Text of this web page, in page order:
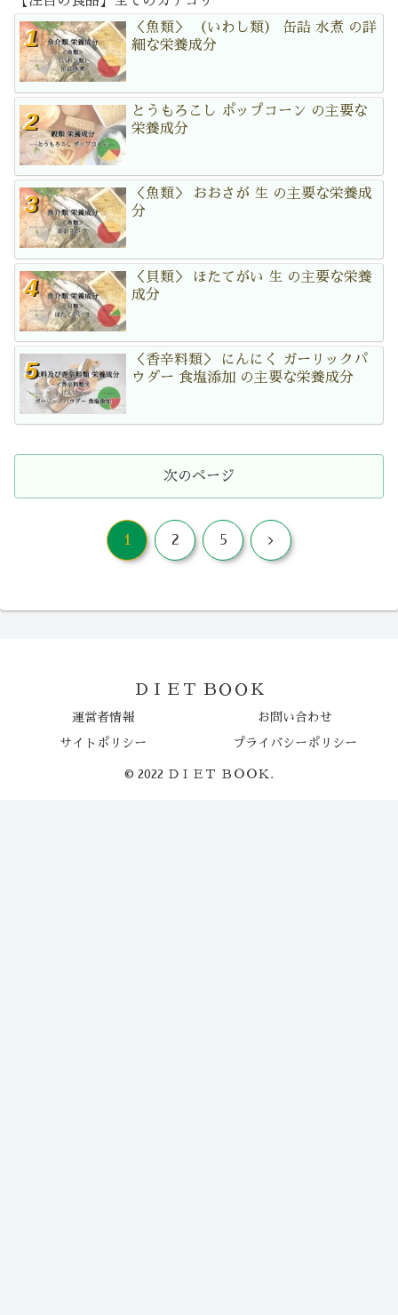
＜魚類＞ （いわし類） 缶詰 水煮 の詳
細な栄養成分
とうもろこし ポップコーン の主要な
栄養成分
＜魚類＞ おおさが 生 の主要な栄養成
分
＜貝類＞ ほたてがい 生 の主要な栄養
成分
＜香辛料類＞ にんにく ガーリックパ
ウダー 食塩添加 の主要な栄養成分
次のページ
1 2 5 次
ＤＩＥＴ ＢＯＯＫ
運営者情報 お問い合わせ
サイトポリシー プライバシーポリシー
© 2022 ＤＩＥＴ ＢＯＯＫ.